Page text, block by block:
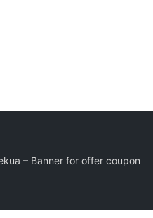
– Banner for offer coupon